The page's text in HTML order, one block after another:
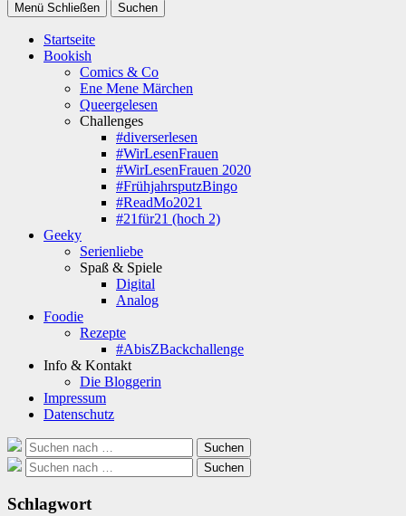
Menü Schließen Suchen
Startseite
Bookish
Comics & Co
Ene Mene Märchen
Queergelesen
Challenges
#diverserlesen
#WirLesenFrauen
#WirLesenFrauen 2020
#FrühjahrsputzBingo
#ReadMo2021
#21für21 (hoch 2)
Geeky
Serienliebe
Spaß & Spiele
Digital
Analog
Foodie
Rezepte
#AbisZBackchallenge
Info & Kontakt
Die Bloggerin
Impressum
Datenschutz
Suche
nach:
Suchen
Suche
nach:
Suchen
Schlagwort